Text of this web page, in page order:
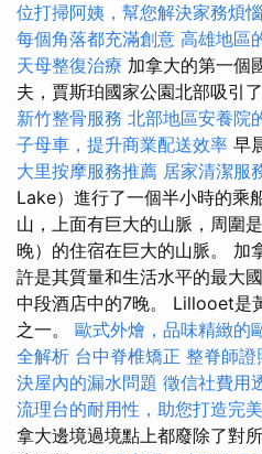
位打掃阿姨，幫您解決家務煩惱
每個角落都充滿創意 高雄地區
天母整復治療 加拿大的第一個
夫，賈斯珀國家公園北部吸引
新竹整骨服務 北部地區安養院
子母車，提升商業配送效率 早
大里按摩服務推薦 居家清潔服
Lake）進行了一個半小時的乘
山，上面有巨大的山脈，周圍
晚）的住宿在巨大的山脈。 加
許是其質量和生活水平的最大
中段酒店中的7晚。 Lillooet是
之一。 歐式外燴，品味精緻的
全解析 台中脊椎矯正 整脊師證
決屋內的漏水問題 徵信社費用
流理台的耐用性，助您打造完
拿大邊境過境點上都廢除了對